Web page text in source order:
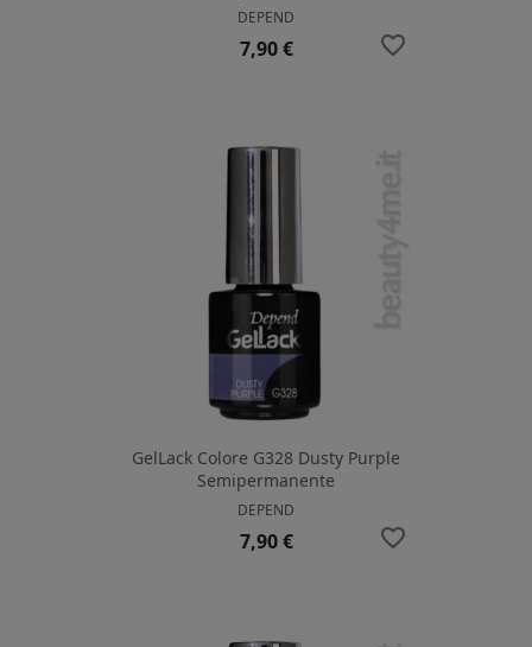
DEPEND
Prezzo
7,90 € favorite_border
GelLack Colore G328 Dusty Purple
Semipermanente
DEPEND
Prezzo
7,90 € favorite_border